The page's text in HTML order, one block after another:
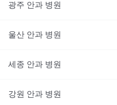
광주 안과 병원
울산 안과 병원
세종 안과 병원
강원 안과 병원